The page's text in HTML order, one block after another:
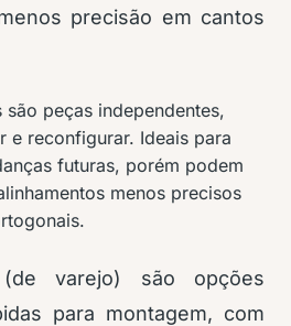
precisão em cantos
peças independentes,
e reconfigurar. Ideais para
futuras, porém podem
menos precisos
varejo) são opções
para montagem, com